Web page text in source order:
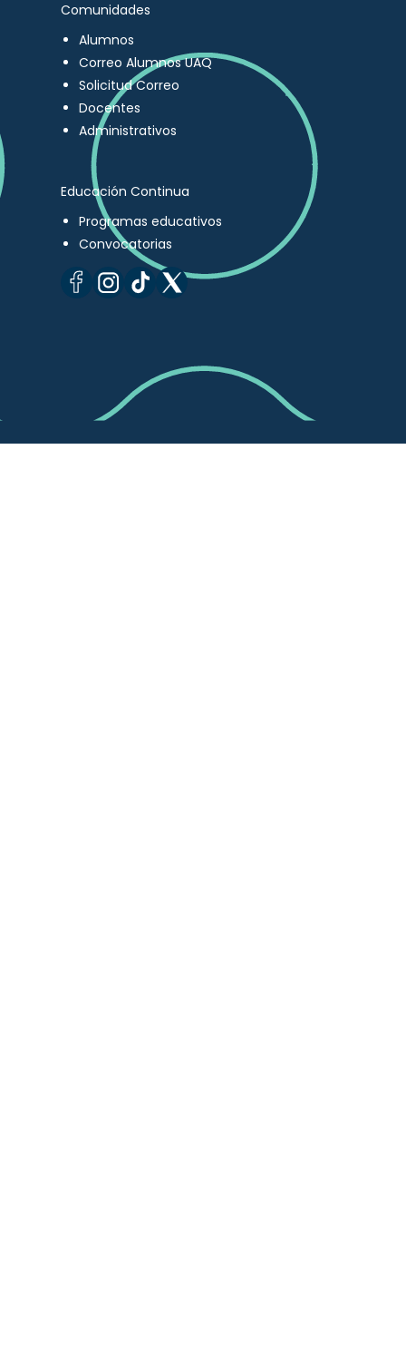
Comunidades
Alumnos
Correo Alumnos UAQ
Solicitud Correo
Docentes
Administrativos
Educación Continua
Programas educativos
Convocatorias